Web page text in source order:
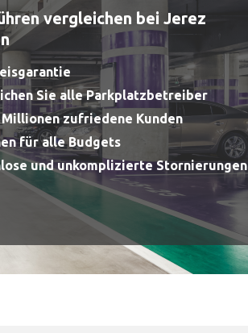
vergleichen bei Jerez
Sie alle Parkplatzbetreiber
Millionen zufriedene Kunden
für alle Budgets
und unkomplizierte Stornierungen